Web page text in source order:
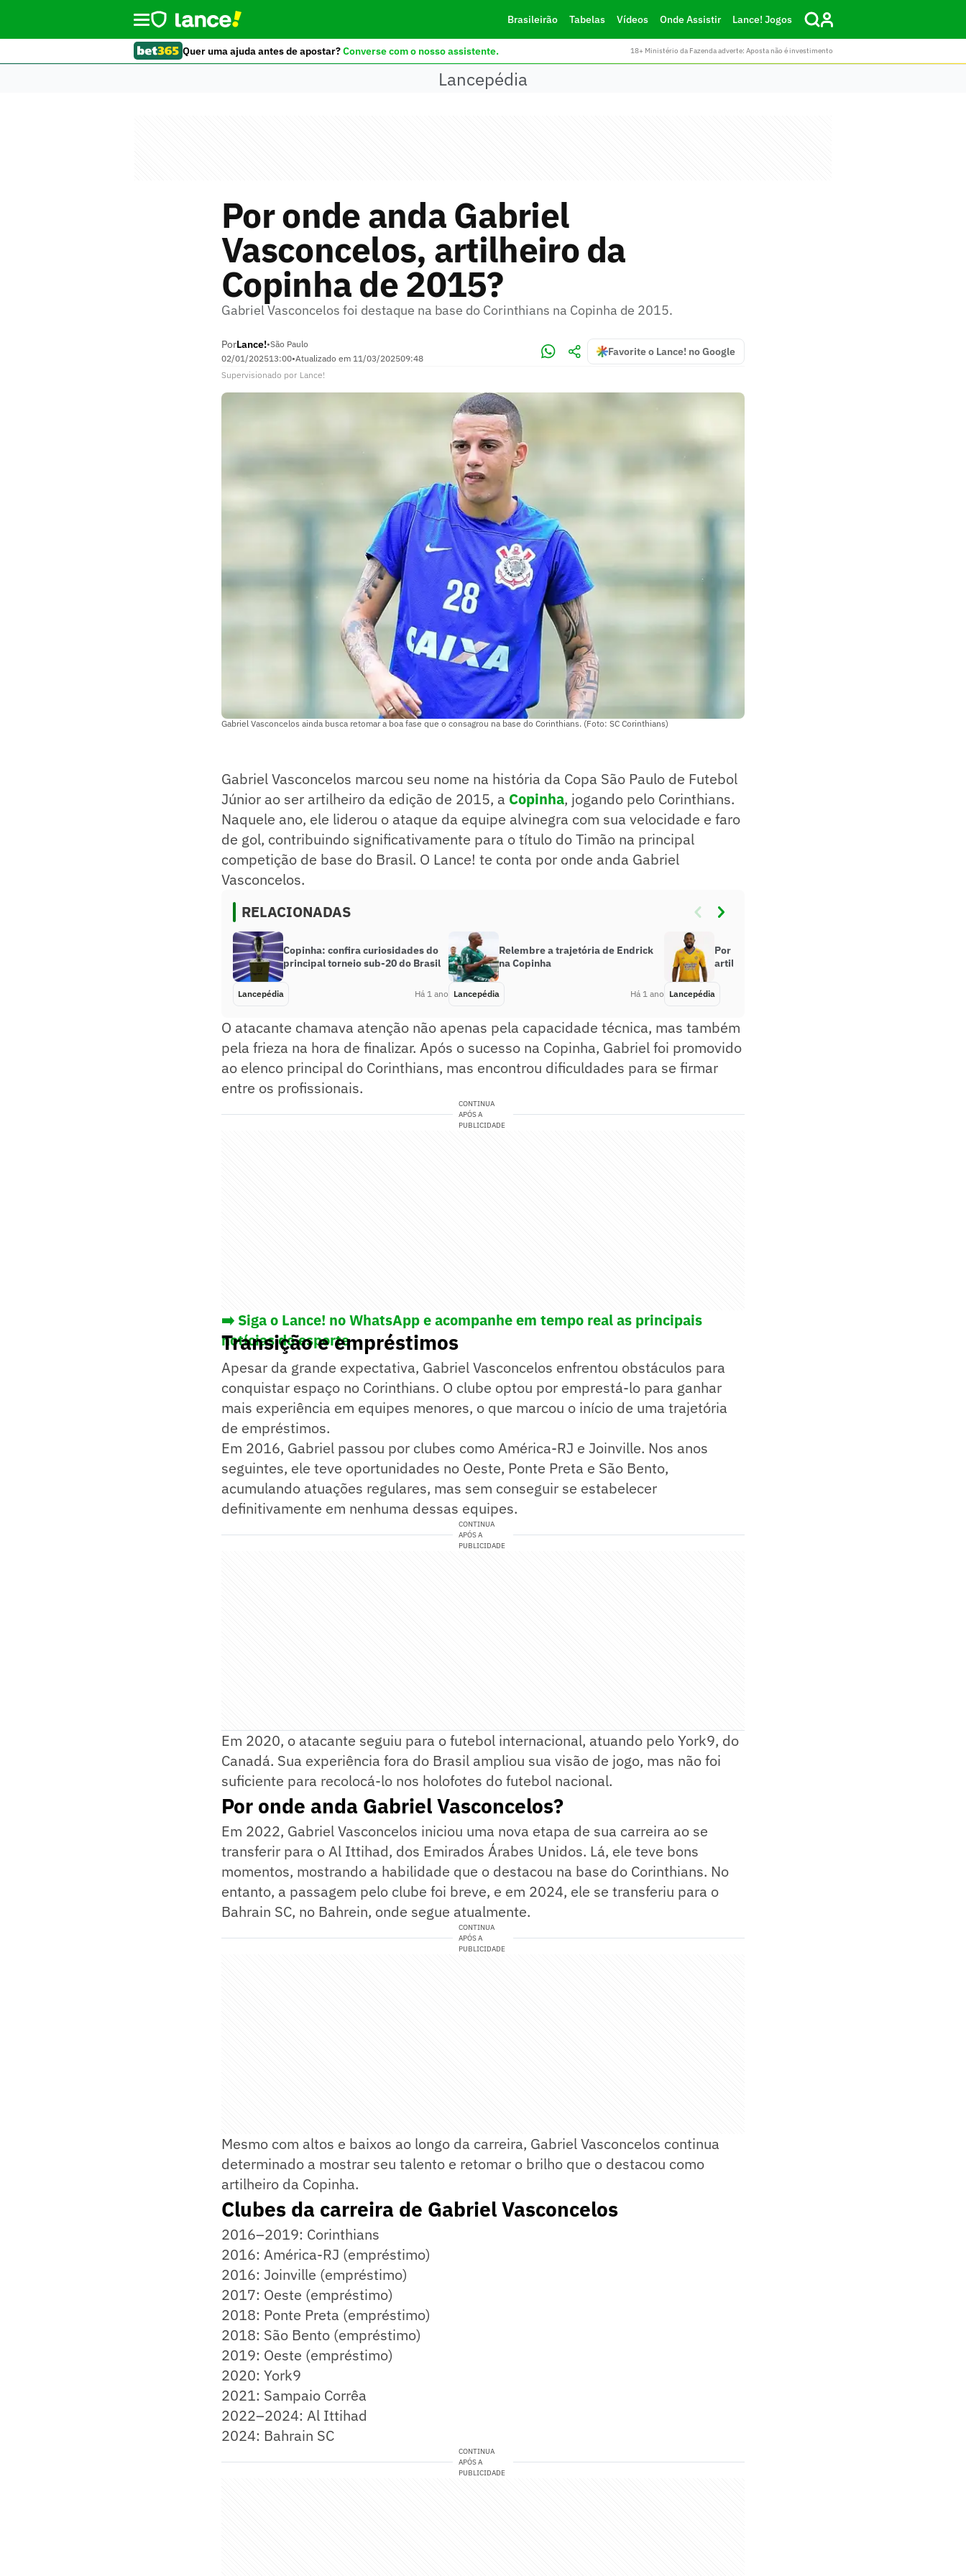
Brasileirão Tabelas Vídeos Onde Assistir Lance! Jogos
Quer uma ajuda antes de apostar?Converse com o nosso assistente. 18+ Ministério da Fazenda adverte: Aposta não é investimento
Lancepédia
Por onde anda Gabriel
Vasconcelos, artilheiro da
Copinha de 2015?
Gabriel Vasconcelos foi destaque na base do Corinthians na Copinha de 2015.
PorLance!•São Paulo
02/01/202513:00•Atualizado em 11/03/202509:48
Favorite o Lance! no Google
Supervisionado por Lance!
Gabriel Vasconcelos ainda busca retomar a boa fase que o consagrou na base do Corinthians. (Foto: SC Corinthians)
Gabriel Vasconcelos marcou seu nome na história da Copa São Paulo de Futebol
Júnior ao ser artilheiro da edição de 2015, a Copinha, jogando pelo Corinthians.
Naquele ano, ele liderou o ataque da equipe alvinegra com sua velocidade e faro
de gol, contribuindo significativamente para o título do Timão na principal
competição de base do Brasil. O Lance! te conta por onde anda Gabriel
Vasconcelos.
RELACIONADAS
Copinha: confira curiosidades do
principal torneio sub-20 do Brasil
Lancepédia Há 1 ano
Relembre a trajetória de Endrick
na Copinha
Lancepédia Há 1 ano
Por onde anda Geovane Itinga,
artilheiro da Copinha de 2016?
Lancepédia
O atacante chamava atenção não apenas pela capacidade técnica, mas também
pela frieza na hora de finalizar. Após o sucesso na Copinha, Gabriel foi promovido
ao elenco principal do Corinthians, mas encontrou dificuldades para se firmar
entre os profissionais.
CONTINUA
APÓS A
PUBLICIDADE
➡️ Siga o Lance! no WhatsApp e acompanhe em tempo real as principais
notícias do esporte
Transição e empréstimos
Apesar da grande expectativa, Gabriel Vasconcelos enfrentou obstáculos para
conquistar espaço no Corinthians. O clube optou por emprestá-lo para ganhar
mais experiência em equipes menores, o que marcou o início de uma trajetória
de empréstimos.
Em 2016, Gabriel passou por clubes como América-RJ e Joinville. Nos anos
seguintes, ele teve oportunidades no Oeste, Ponte Preta e São Bento,
acumulando atuações regulares, mas sem conseguir se estabelecer
definitivamente em nenhuma dessas equipes.
CONTINUA
APÓS A
PUBLICIDADE
Em 2020, o atacante seguiu para o futebol internacional, atuando pelo York9, do
Canadá. Sua experiência fora do Brasil ampliou sua visão de jogo, mas não foi
suficiente para recolocá-lo nos holofotes do futebol nacional.
Por onde anda Gabriel Vasconcelos?
Em 2022, Gabriel Vasconcelos iniciou uma nova etapa de sua carreira ao se
transferir para o Al Ittihad, dos Emirados Árabes Unidos. Lá, ele teve bons
momentos, mostrando a habilidade que o destacou na base do Corinthians. No
entanto, a passagem pelo clube foi breve, e em 2024, ele se transferiu para o
Bahrain SC, no Bahrein, onde segue atualmente.
CONTINUA
APÓS A
PUBLICIDADE
Mesmo com altos e baixos ao longo da carreira, Gabriel Vasconcelos continua
determinado a mostrar seu talento e retomar o brilho que o destacou como
artilheiro da Copinha.
Clubes da carreira de Gabriel Vasconcelos
2016–2019: Corinthians
2016: América-RJ (empréstimo)
2016: Joinville (empréstimo)
2017: Oeste (empréstimo)
2018: Ponte Preta (empréstimo)
2018: São Bento (empréstimo)
2019: Oeste (empréstimo)
2020: York9
2021: Sampaio Corrêa
2022–2024: Al Ittihad
2024: Bahrain SC
CONTINUA
APÓS A
PUBLICIDADE